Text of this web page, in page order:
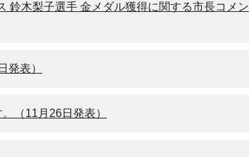
鈴木梨子選手 金メダル獲得に関する市長コメン
発表）
（11月26日発表）